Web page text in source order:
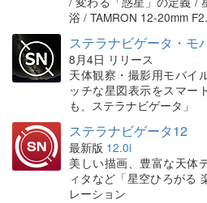
浴 / TAMRON 12-20mm
ステラナビゲータ・モ
8月4日 リリース
天体観察・撮影用モバイ
ッチな星図表示をスマー
も、ステラナビゲータ」
ステラナビゲータ12
最新版 12.0i
美しい描画、豊富な天体
ィタなど「星空ひろがる
レーション